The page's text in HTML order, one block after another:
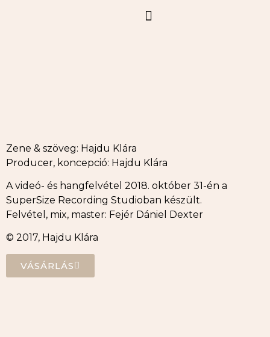
Zene & szöveg: Hajdu Klára
Producer, koncepció: Hajdu Klára
A videó- és hangfelvétel 2018. október 31-én a
SuperSize Recording Studioban készült.
Felvétel, mix, master: Fejér Dániel Dexter
© 2017, Hajdu Klára
VÁSÁRLÁS